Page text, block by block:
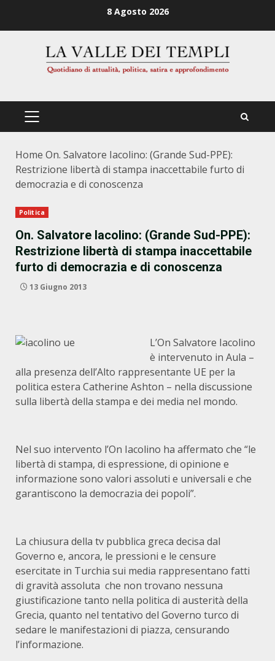
8 Agosto 2026
PRIMÄRES
Home On. Salvatore Iacolino: (Grande Sud-PPE):
Restrizione libertà di stampa inaccettabile furto di
democrazia e di conoscenza
Politica
On. Salvatore Iacolino: (Grande Sud-PPE):
Restrizione libertà di stampa inaccettabile
furto di democrazia e di conoscenza
13 Giugno 2013
L’On Salvatore Iacolino
è intervenuto in Aula –
alla presenza dell’Alto rappresentante UE per la
politica estera Catherine Ashton – nella discussione
sulla libertà della stampa e dei media nel mondo.
Nel suo intervento l’On Iacolino ha affermato che “le
libertà di stampa, di espressione, di opinione e
informazione sono valori assoluti e universali e che
garantiscono la democrazia dei popoli”.
La chiusura della tv pubblica greca decisa dal
Governo e, ancora, le pressioni e le censure
esercitate in Turchia sui media rappresentano fatti
di gravità assoluta che non trovano nessuna
giustificazione tanto nella politica di austerità della
Grecia, quanto nel tentativo del Governo turco di
sedare le manifestazioni di piazza, censurando
l’informazione.